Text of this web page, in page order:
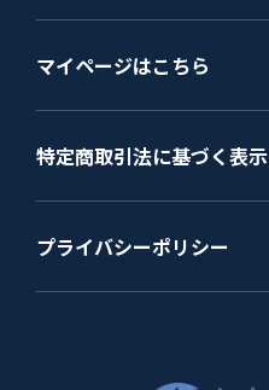
マイページはこちら
特定商取引法に基づく表示
プライバシーポリシー